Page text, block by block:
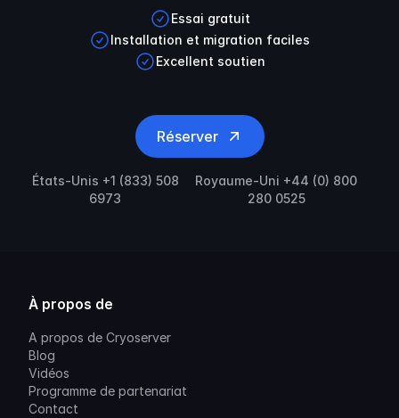
Essai gratuit
Installation et migration faciles
Excellent soutien
Réserver
États-Unis +1 (833) 508
6973
Royaume-Uni +44 (0) 800
280 0525
À propos de
A propos de Cryoserver
Blog
Vidéos
Programme de partenariat
Contact